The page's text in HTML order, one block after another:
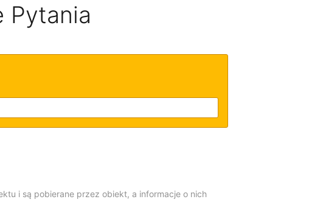
Pytania
i są pobierane przez obiekt, a informacje o nich